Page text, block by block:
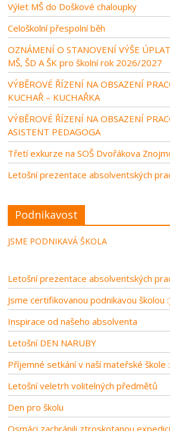
Výlet MŠ do Doškové chaloupky
Celoškolní přespolní běh
OZNÁMENÍ O STANOVENÍ VÝŠE
MŠ, ŠD A ŠK pro školní rok 2026/2027
VÝBĚROVÉ ŘÍZENÍ NA OBSAZENÍ
KUCHAŘ – KUCHAŘKA
VÝBĚROVÉ ŘÍZENÍ NA OBSAZENÍ
ASISTENT PEDAGOGA
Třetí exkurze na SOŠ Dvořákova
Letošní prezentace absolventských
Podnikavost
JSME PODNIKAVÁ ŠKOLA
Letošní prezentace absolventských
Jsme certifikovanou podnikavou školou
Inspirace od našeho absolventa
Letošní DEN NARUBY
Příjemné setkání v naší mateřské škole
Letošní veletrh volitelných předmětů
Den pro školu